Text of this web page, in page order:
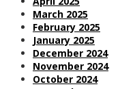
March 2025
February 2025
January 2025
December 2024
November 2024
October 2024